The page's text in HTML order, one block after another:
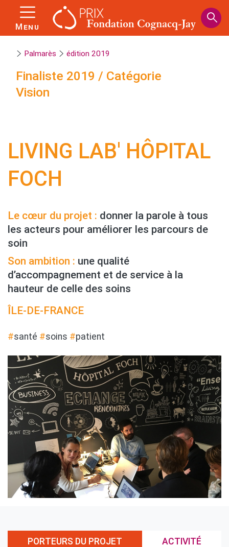
au
contenu
Menu
Palmarès édition 2019
Finaliste 2019 / Catégorie
Vision
LIVING LAB' HÔPITAL
FOCH
Le cœur du projet : donner la parole à tous
les acteurs pour améliorer les parcours de
soin
Son ambition : une qualité
d’accompagnement et de service à la
hauteur de celle des soins
ÎLE-DE-FRANCE
#santé #soins #patient
PORTEURS DU PROJET ACTIVITÉ
Panneau de gestion des cookies